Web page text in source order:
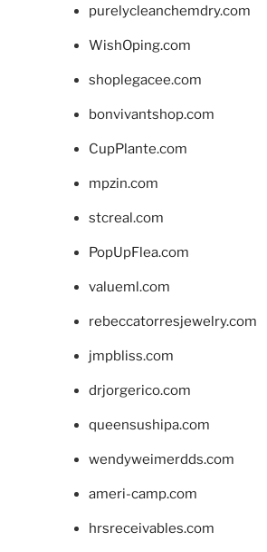
purelycleanchemdry.com
WishOping.com
shoplegacee.com
bonvivantshop.com
CupPlante.com
mpzin.com
stcreal.com
PopUpFlea.com
valueml.com
rebeccatorresjewelry.com
jmpbliss.com
drjorgerico.com
queensushipa.com
wendyweimerdds.com
ameri-camp.com
hrsreceivables.com